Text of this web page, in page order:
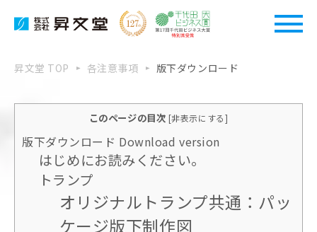
昇文堂 TOP 各注意事項 版下ダウンロード
このページの目次 [非表示にする]
版下ダウンロード Download version
はじめにお読みください。
トランプ
オリジナルトランプ共通：パッ
ケージ版下制作図